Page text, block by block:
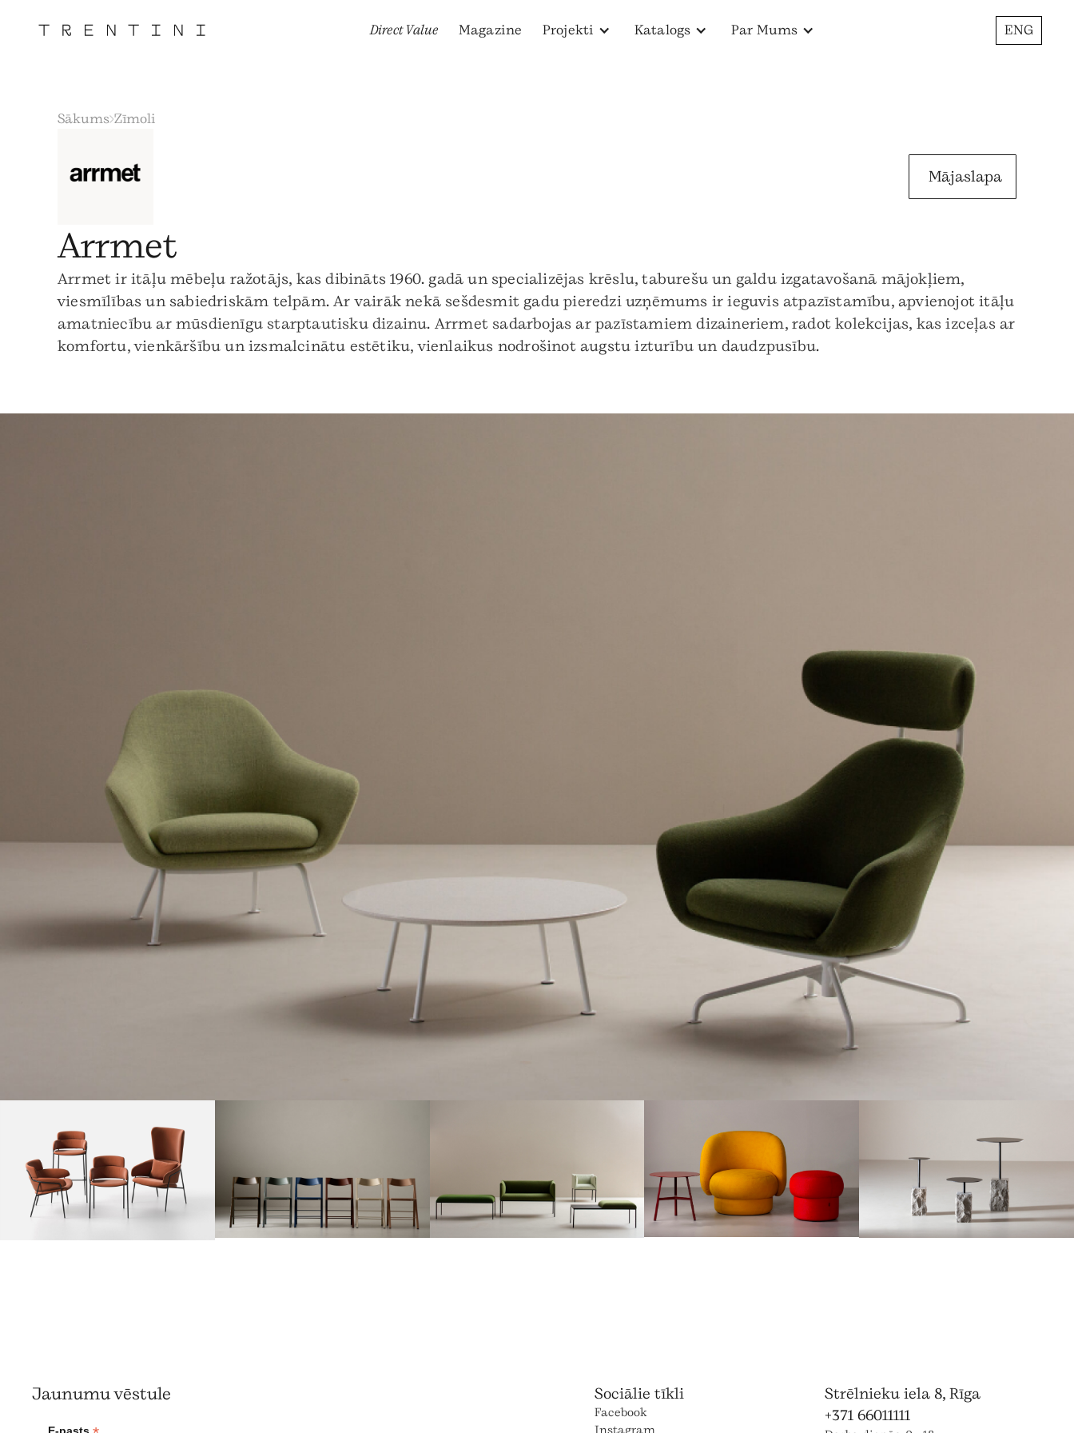
Direct Value Magazine Projekti Katalogs Par Mums ENG
Sākums Zīmoli
Mājaslapa
Arrmet
Arrmet ir itāļu mēbeļu ražotājs, kas dibināts 1960. gadā un specializējas krēslu, taburešu un galdu izgatavošanā mājokļiem,
viesmīlības un sabiedriskām telpām. Ar vairāk nekā sešdesmit gadu pieredzi uzņēmums ir ieguvis atpazīstamību, apvienojot itāļu
amatniecību ar mūsdienīgu starptautisku dizainu. Arrmet sadarbojas ar pazīstamiem dizaineriem, radot kolekcijas, kas izceļas ar
komfortu, vienkāršību un izsmalcinātu estētiku, vienlaikus nodrošinot augstu izturību un daudzpusību.
Jaunumu vēstule
E-pasts
Sociālie tīkli
Facebook
Instagram
Strēlnieku iela 8, Rīga
+371 66011111